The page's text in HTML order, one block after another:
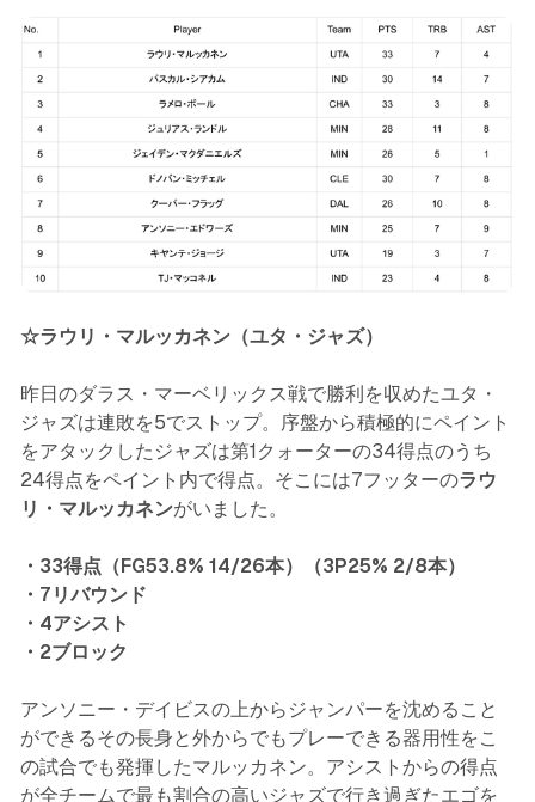
☆ラウリ・マルッカネン（ユタ・ジャズ）
昨日のダラス・マーベリックス戦で勝利を収めたユタ・
ジャズは連敗を5でストップ。序盤から積極的にペイント
をアタックしたジャズは第1クォーターの34得点のうち
24得点をペイント内で得点。そこには7フッターのラウ
リ・マルッカネンがいました。
・33得点（FG53.8% 14/26本）（3P25% 2/8本）
・7リバウンド
・4アシスト
・2ブロック
アンソニー・デイビスの上からジャンパーを沈めること
ができるその長身と外からでもプレーできる器用性をこ
の試合でも発揮したマルッカネン。アシストからの得点
が全チームで最も割合の高いジャズで行き過ぎたエゴを